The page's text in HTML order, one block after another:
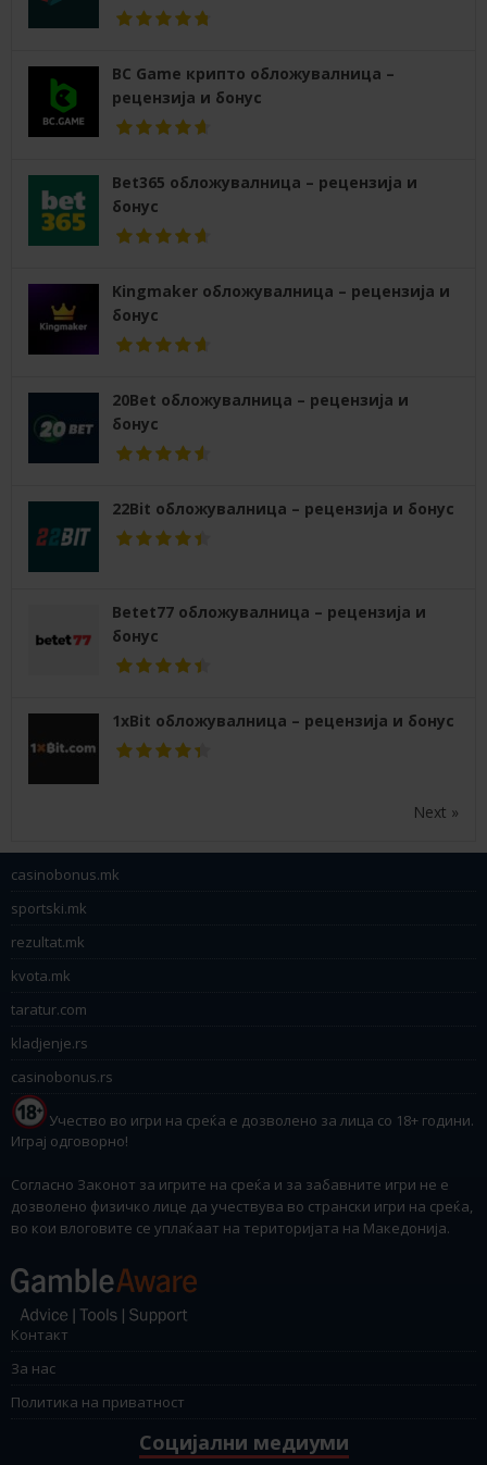
BC Game крипто обложувалница –
рецензија и бонус
Bet365 обложувалница – рецензија и
бонус
Kingmaker обложувалница – рецензија и
бонус
20Bet обложувалница – рецензија и
бонус
22Bit обложувалница – рецензија и бонус
Betet77 обложувалница – рецензија и
бонус
1xBit обложувалница – рецензија и бонус
Next »
casinobonus.mk
sportski.mk
rezultat.mk
kvota.mk
taratur.com
kladjenje.rs
casinobonus.rs
Учество во игри на среќа е дозволено за лица со 18+ години.
Играј одговорно!
Согласно Законот за игрите на среќа и за забавните игри не е
дозволено физичко лице да учествува во странски игри на среќа,
во кои влоговите се уплаќаат на територијата на Македонија.
Контакт
За нас
Политика на приватност
Социјални медиуми